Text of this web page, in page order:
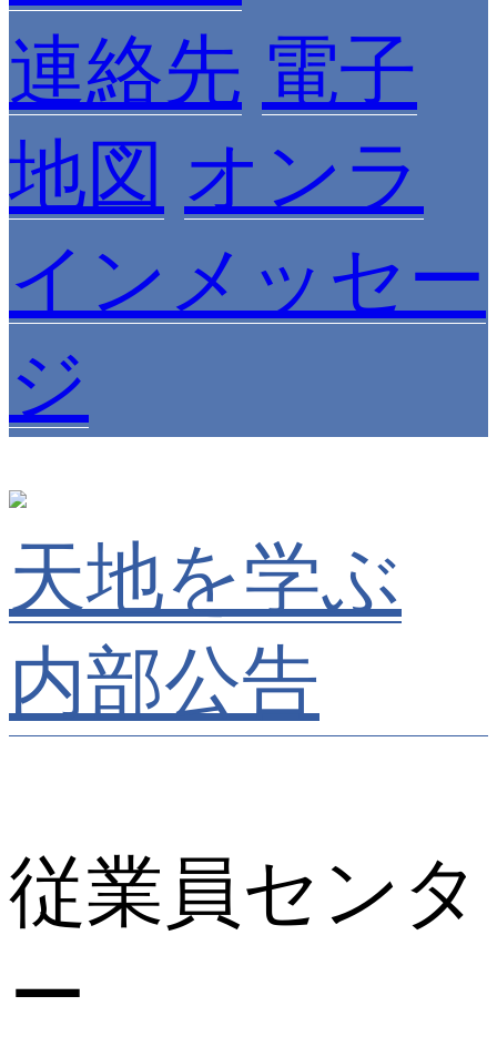
連絡先 電子
地図 オンラ
インメッセー
ジ
天地を学ぶ
内部公告
従業員センタ
ー